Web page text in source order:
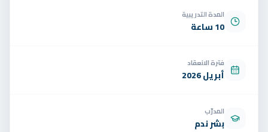
المدة التدريبية
10 ساعة
فترة الانعقاد
أبريل 2026
المدرّب
بشر ندم